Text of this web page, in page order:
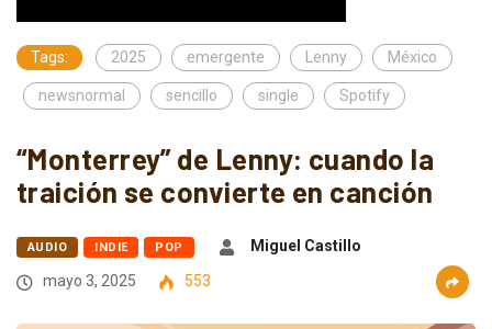
Tags: 2025 emergente Lenny México
newsnormal sencillo single Spotify
“Monterrey” de Lenny: cuando la
traición se convierte en canción
AUDIO INDIE POP
Miguel Castillo
mayo 3, 2025
553